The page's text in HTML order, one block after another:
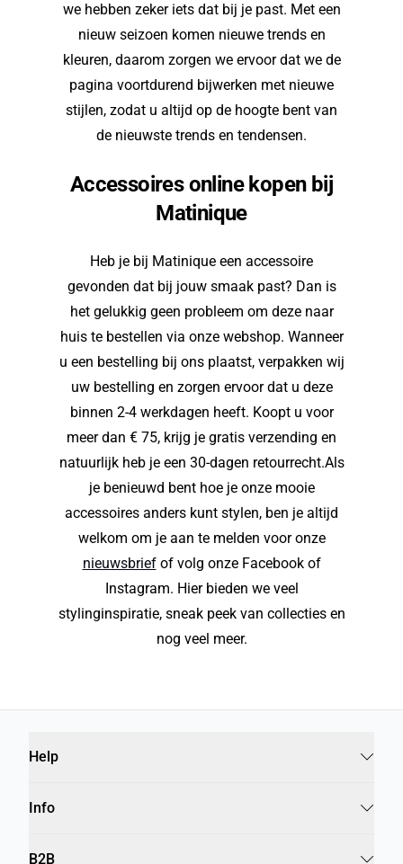
we hebben zeker iets dat bij je past. Met een
nieuw seizoen komen nieuwe trends en
kleuren, daarom zorgen we ervoor dat we de
pagina voortdurend bijwerken met nieuwe
stijlen, zodat u altijd op de hoogte bent van
de nieuwste trends en tendensen.
Accessoires online kopen bij
Matinique
Heb je bij Matinique een accessoire
gevonden dat bij jouw smaak past? Dan is
het gelukkig geen probleem om deze naar
huis te bestellen via onze webshop. Wanneer
u een bestelling bij ons plaatst, verpakken wij
uw bestelling en zorgen ervoor dat u deze
binnen 2-4 werkdagen heeft. Koopt u voor
meer dan € 75, krijg je gratis verzending en
natuurlijk heb je een 30-dagen retourrecht.Als
je benieuwd bent hoe je onze mooie
accessoires anders kunt stylen, ben je altijd
welkom om je aan te melden voor onze
nieuwsbriefof volg onze Facebook of
Instagram. Hier bieden we veel
stylinginspiratie, sneak peek van collecties en
nog veel meer.
Help
Info
B2B